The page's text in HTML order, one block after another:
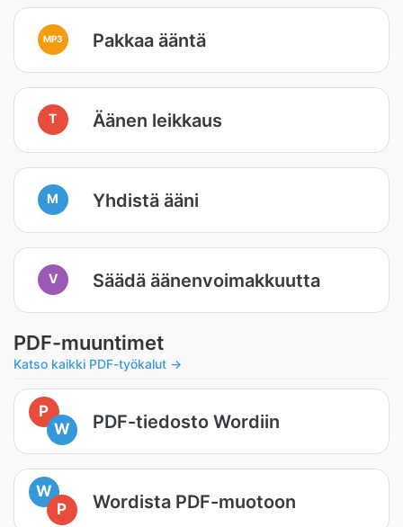
MP3 Pakkaa ääntä
T Äänen leikkaus
M Yhdistä ääni
V Säädä äänenvoimakkuutta
PDF-muuntimet
Katso kaikki PDF-työkalut →
P
W
PDF-tiedosto Wordiin
W
P
Wordista PDF-muotoon